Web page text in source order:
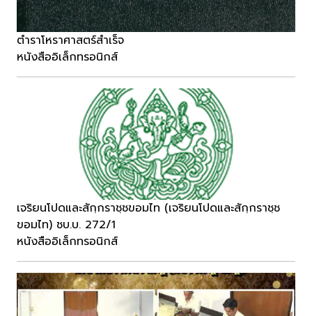
ตำราโหราศาสตร์สำเร็จ
หนังสืออิเล็กทรอนิกส์
เจริยนโปดและสักฺกราชฺชขอมไท (เจริยนโปดและสักฺกราชฺช
ขอมไท) ชบ.บ. 272/1
หนังสืออิเล็กทรอนิกส์